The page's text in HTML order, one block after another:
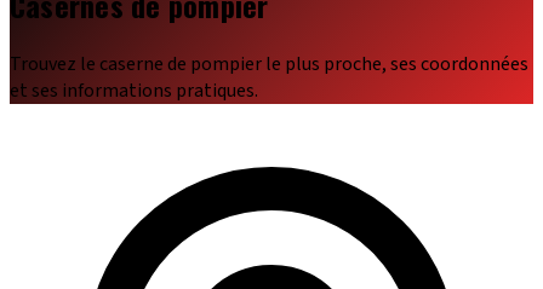
Trouvez le caserne de pompier le plus proche, ses coordonnées
et ses informations pratiques.